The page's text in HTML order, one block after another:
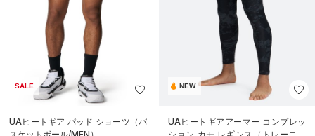
SALE
UAヒートギア パッド ショーツ（バ
NEW
UAヒートギアアーマー コンプレッ